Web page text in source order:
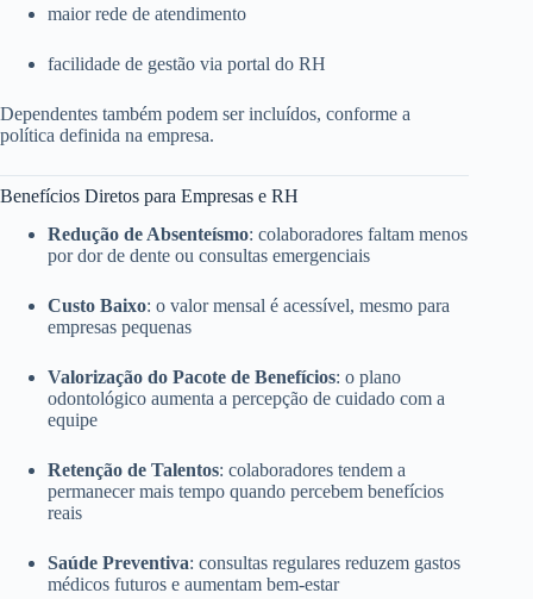
maior rede de atendimento
facilidade de gestão via portal do RH
Dependentes também podem ser incluídos, conforme a
política definida na empresa.
Benefícios Diretos para Empresas e RH
Redução de Absenteísmo: colaboradores faltam menos
por dor de dente ou consultas emergenciais
Custo Baixo: o valor mensal é acessível, mesmo para
empresas pequenas
Valorização do Pacote de Benefícios: o plano
odontológico aumenta a percepção de cuidado com a
equipe
Retenção de Talentos: colaboradores tendem a
permanecer mais tempo quando percebem benefícios
reais
Saúde Preventiva: consultas regulares reduzem gastos
médicos futuros e aumentam bem-estar